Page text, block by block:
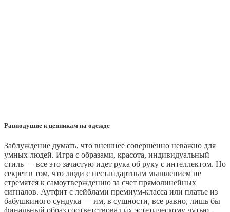
Равнодушие к ценникам на одежде
Заблуждение думать, что внешнее совершенно неважно для
умных людей. Игра с образами, красота, индивидуальный
стиль — все это зачастую идет рука об руку с интеллектом. Но
секрет в том, что люди с нестандартным мышлением не
стремятся к самоутверждению за счет прямолинейных
сигналов. Аутфит с лейблами премиум-класса или платье из
бабушкиного сундука — им, в сущности, все равно, лишь бы
финальный образ соответствовал их эстетическому чутью.